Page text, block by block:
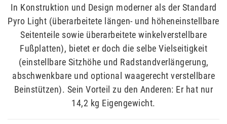
In Konstruktion und Design moderner als der Standard
Pyro Light (überarbeitete längen- und höheneinstellbare
Seitenteile sowie überarbeitete winkelverstellbare
Fußplatten), bietet er doch die selbe Vielseitigkeit
(einstellbare Sitzhöhe und Radstandverlängerung,
abschwenkbare und optional waagerecht verstellbare
Beinstützen). Sein Vorteil zu den Anderen: Er hat nur
14,2 kg Eigengewicht.